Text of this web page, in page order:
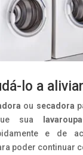
lo a
ou secadora
sua
e de
poder continuar